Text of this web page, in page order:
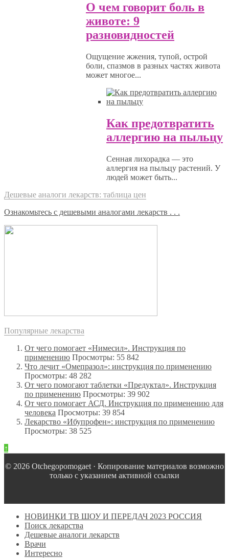
О чем говорит боль в
животе: 9
разновидностей
Ощущение жжения, тупой, острой
боли, спазмов в разных частях живота
может многое...
Как предотвратить
аллергию на пыльцу
Сенная лихорадка — это
аллергия на пыльцу растений. У
людей может быть...
Дешевые аналоги лекарств: таблица цен
Ознакомьтесь с дешевыми аналогами лекарств . . .
Популярные лекарства
От чего помогает «Нимесил». Инструкция по
применению Просмотры: 55 842
Что лечит «Омепразол»: инструкция по применению
Просмотры: 48 282
От чего помогают таблетки «Предуктал». Инструкция
по применению Просмотры: 39 902
От чего помогает АСД. Инструкция по применению для
человека Просмотры: 39 854
Лекарство «Ибупрофен»: инструкция по применению
Просмотры: 38 525
↑
© 2026 Оtchegopomogaet · Копирование материалов возможно
только с указанием активной ссылки
НОВИНКИ ТВ ШОУ И ПЕРЕДАЧ 2023 РОССИЯ
Поиск лекарства
Дешевые аналоги лекарств
Врачи
Интересно